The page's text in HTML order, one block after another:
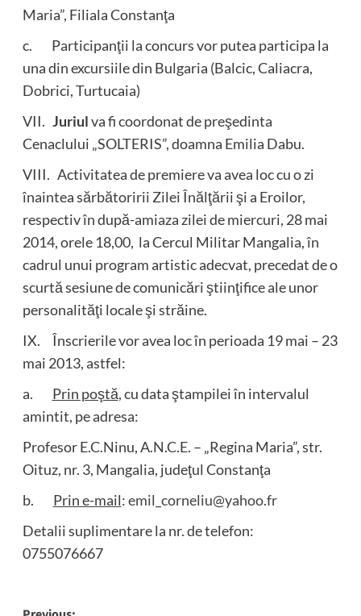
Maria”, Filiala Constanţa
c. Participanţii la concurs vor putea participa la
una din excursiile din Bulgaria (Balcic, Caliacra,
Dobrici, Turtucaia)
VII. Juriulva fi coordonat de preşedinta
Cenaclului „SOLTERIS”, doamna Emilia Dabu.
VIII. Activitatea de premiere va avea loc cu o zi
înaintea sărbătoririi Zilei Înălţării şi a Eroilor,
respectiv în după-amiaza zilei de miercuri, 28 mai
2014, orele 18,00, la Cercul Militar Mangalia, în
cadrul unui program artistic adecvat, precedat de o
scurtă sesiune de comunicări ştiinţifice ale unor
personalităţi locale şi străine.
IX. Înscrierile vor avea loc în perioada 19 mai – 23
mai 2013, astfel:
a. Prin poştă, cu data ştampilei în intervalul
amintit, pe adresa:
Profesor E.C.Ninu, A.N.C.E. – „Regina Maria”, str.
Oituz, nr. 3, Mangalia, judeţul Constanţa
b. Prin e-mail:emil_corneliu@yahoo.fr
Detalii suplimentare la nr. de telefon:
0755076667